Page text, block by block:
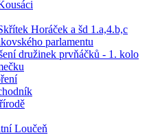
Horáček a šd 1.a,4.b,c
parlamentu
družinek prvňáčků - 1. kolo
Loučeň